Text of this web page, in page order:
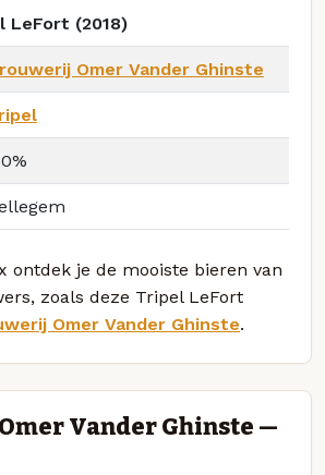
LeFort (2018)
Omer Vander Ghinste
ontdek je de mooiste bieren van
zoals deze Tripel LeFort
Omer Vander Ghinste.
Vander Ghinste —